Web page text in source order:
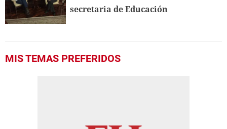
secretaria de Educación
MIS TEMAS PREFERIDOS